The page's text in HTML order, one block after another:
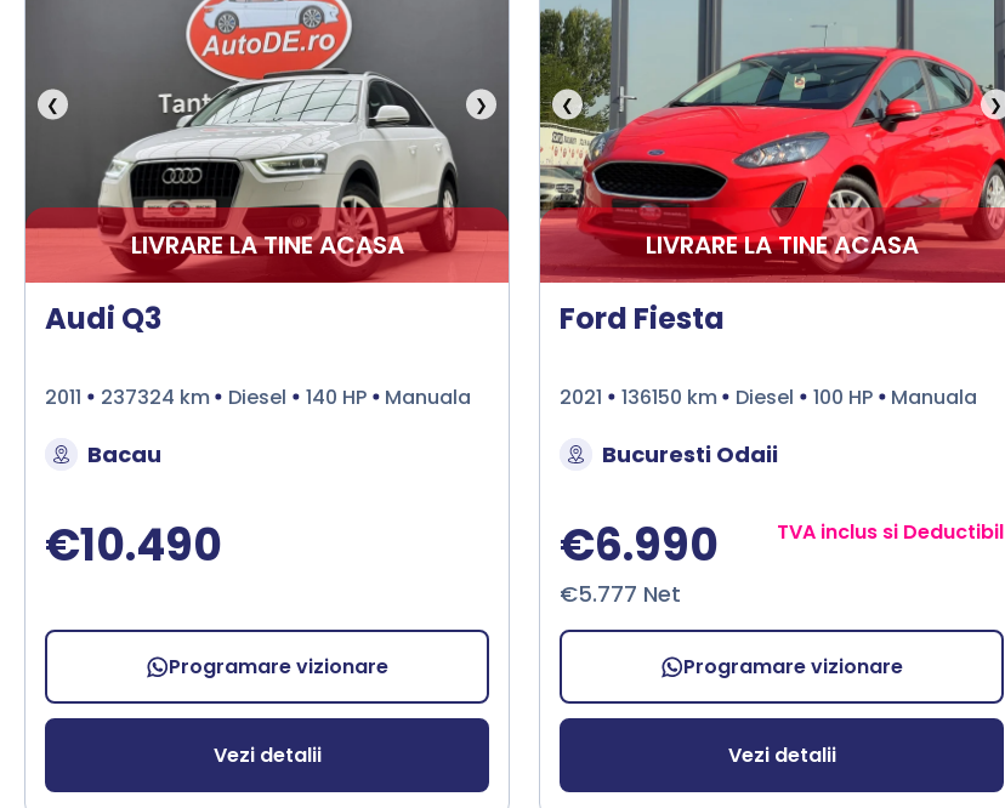
❮ ❯
LIVRARE LA TINE ACASA
Audi Q3
2011 237324 km Diesel 140 HP Manuala
Bacau
€10.490
Programare vizionare
Vezi detalii
❮ ❯
LIVRARE LA TINE ACASA
Ford Fiesta
2021 136150 km Diesel 100 HP Manuala
Bucuresti Odaii
€6.990
€5.777 Net
TVA inclus si Deductibil
Programare vizionare
Vezi detalii